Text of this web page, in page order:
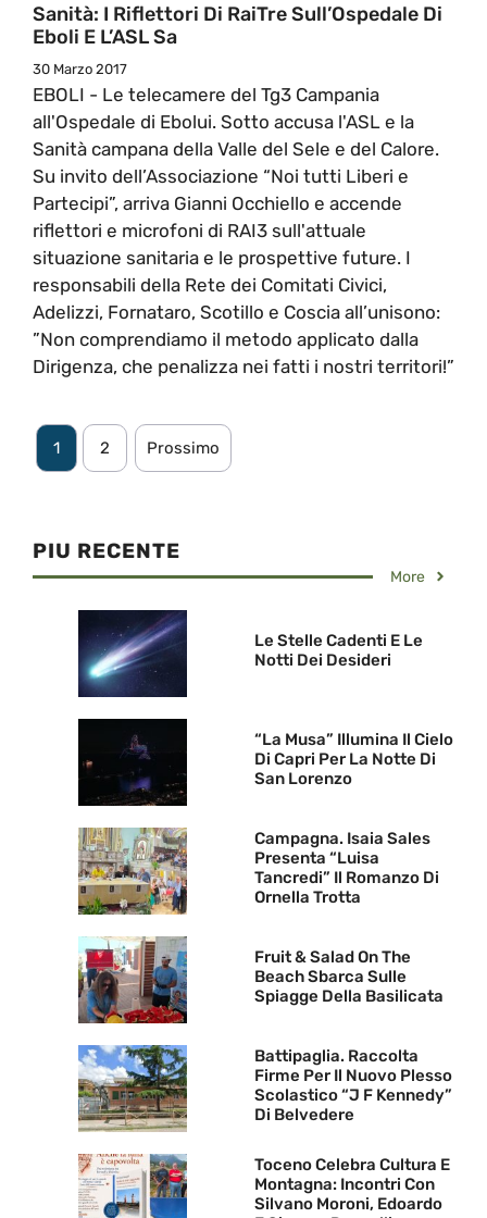
Sanità: I Riflettori Di RaiTre Sull’Ospedale Di
Eboli E L’ASL Sa
30 Marzo 2017
EBOLI - Le telecamere del Tg3 Campania
all'Ospedale di Ebolui. Sotto accusa l'ASL e la
Sanità campana della Valle del Sele e del Calore.
Su invito dell’Associazione “Noi tutti Liberi e
Partecipi”, arriva Gianni Occhiello e accende
riflettori e microfoni di RAI3 sull'attuale
situazione sanitaria e le prospettive future. I
responsabili della Rete dei Comitati Civici,
Adelizzi, Fornataro, Scotillo e Coscia all’unisono:
”Non comprendiamo il metodo applicato dalla
Dirigenza, che penalizza nei fatti i nostri territori!”
1 2 Prossimo
PIU RECENTE
More
Le Stelle Cadenti E Le
Notti Dei Desideri
“La Musa” Illumina Il Cielo
Di Capri Per La Notte Di
San Lorenzo
Campagna. Isaia Sales
Presenta “Luisa
Tancredi” Il Romanzo Di
Ornella Trotta
Fruit & Salad On The
Beach Sbarca Sulle
Spiagge Della Basilicata
Battipaglia. Raccolta
Firme Per Il Nuovo Plesso
Scolastico “J F Kennedy”
Di Belvedere
Toceno Celebra Cultura E
Montagna: Incontri Con
Silvano Moroni, Edoardo